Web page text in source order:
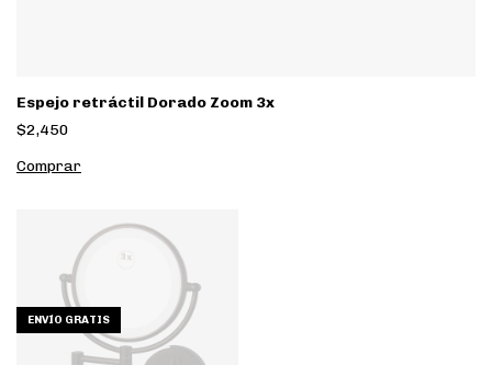
Espejo retráctil Dorado Zoom 3x
$2,450
ENVÍO GRATIS